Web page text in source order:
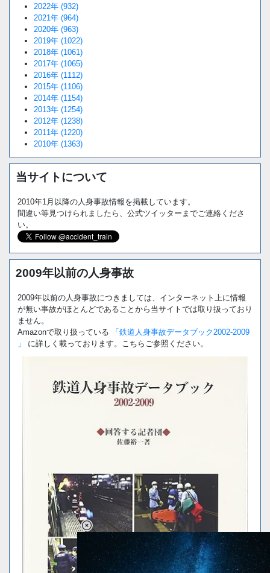
2022年 (932)
2021年 (964)
2020年 (963)
2019年 (1022)
2018年 (1061)
2017年 (1065)
2016年 (1112)
2015年 (1106)
2014年 (1154)
2013年 (1254)
2012年 (1238)
2011年 (1220)
2010年 (1363)
当サイトについて
2010年1月以降の人身事故情報を掲載しています。
間違い等見つけられましたら、公式ツイッターまでご連絡くださ
い。
2009年以前の人身事故
2009年以前の人身事故につきましては、インターネット上に情報
が無い事故がほとんどであることから当サイトでは取り扱っており
ません。
Amazonで取り扱っている
「鉄道人身事故データブック2002-2009
」
に詳しく載っております。こちらご参照ください。